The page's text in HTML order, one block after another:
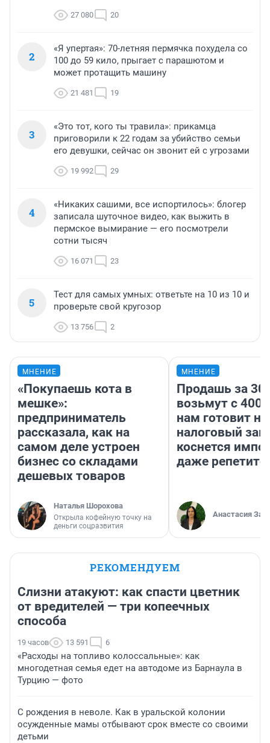
27 080 20
2
«Я упертая»: 70-летняя пермячка похудела со
100 до 59 кило, прыгает с парашютом и
может протащить машину
21 481 19
3
«Это тот, кого ты травила»: прикамца
приговорили к 22 годам за убийство семьи
его девушки, сейчас он звонит ей с угрозами
19 992 29
4
«Никаких сашими, все испортилось»: блогер
записала шуточное видео, как выжить в
пермское вымирание — его посмотрели
сотни тысяч
16 071 23
5
Тест для самых умных: ответьте на 10 из 10 и
проверьте свой кругозор
13 756 2
МНЕНИЕ
«Покупаешь кота в
мешке»:
предприниматель
рассказала, как на
самом деле устроен
бизнес со складами
дешевых товаров
Наталья Шорохова
Открыла кофейную точку на
деньги соцразвития
МНЕНИЕ
Продашь за
возьмут с
нам готовит
налоговый
коснется
даже
Анастасия
РЕКОМЕНДУЕМ
Слизни атакуют: как спасти цветник
от вредителей — три копеечных
способа
19 часов 13 591 6
«Расходы на топливо колоссальные»: как
многодетная семья едет на автодоме из Барнаула в
Турцию — фото
С рождения в неволе. Как в уральской колонии
осужденные мамы отбывают срок вместе со своими
детьми